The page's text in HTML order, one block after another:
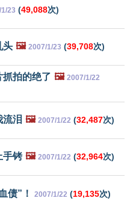
23 (49,088次)
头 🖼️ 2007/1/23 (39,708次)
拍的绝了 🖼️ 2007/1/22
流泪 🖼️ 2007/1/22 (32,487次)
手铐 🖼️ 2007/1/22 (32,964次)
债”！ 2007/1/22 (19,135次)